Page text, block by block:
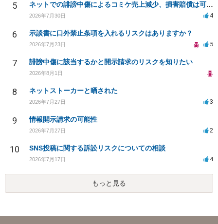
5 ネットでの誹謗中傷によるコミケ売上減少、損害賠償は可能か？
2026年7月30日 4
6 示談書に口外禁止条項を入れるリスクはありますか？
2026年7月23日 5
7 誹謗中傷に該当するかと開示請求のリスクを知りたい
2026年8月1日
8 ネットストーカーと晒された
2026年7月27日 3
9 情報開示請求の可能性
2026年7月27日 2
10 SNS投稿に関する訴訟リスクについての相談
2026年7月17日 4
もっと見る